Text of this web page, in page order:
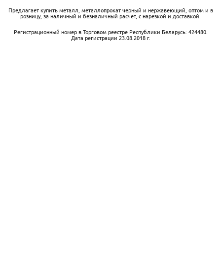
Предлагает купить металл, металлопрокат черный и нержавеющий, оптом и в
розницу, за наличный и безналичный расчет, с нарезкой и доставкой.
Регистрационный номер в Торговом реестре Республики Беларусь: 424480.
Дата регистрации 23.08.2018 г.